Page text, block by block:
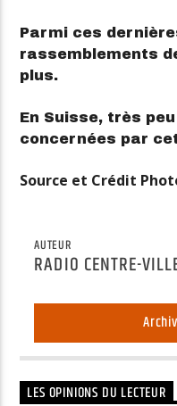
Parmi ces
rassemblements
plus.
En Suisse, très
concernées par
Source et Crédit
AUTEUR
RADIO CENTRE-
LES OPINIONS DU LECTEUR